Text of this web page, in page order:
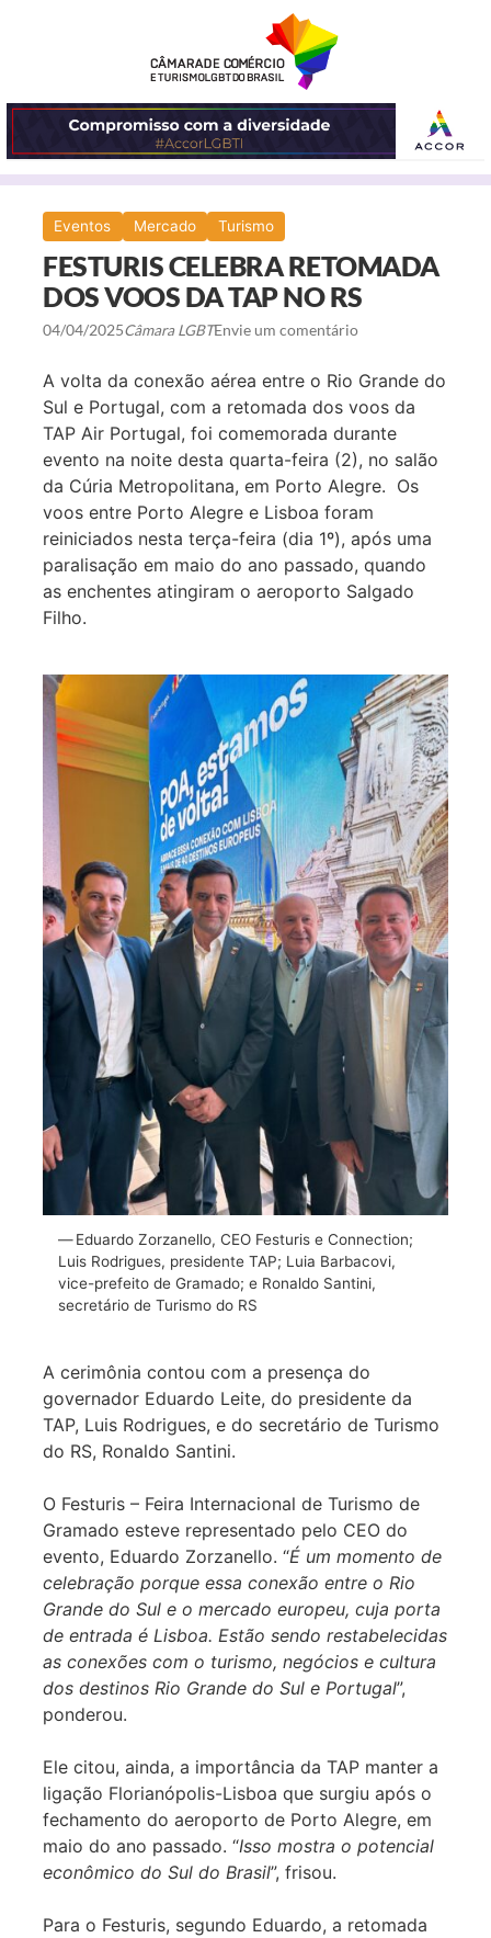
ABRIR
O
MENU
Eventos Mercado Turismo
FESTURIS CELEBRA RETOMADA
DOS VOOS DA TAP NO RS
04/04/2025Câmara LGBTEnvie um comentário
A volta da conexão aérea entre o Rio Grande do
Sul e Portugal, com a retomada dos voos da
TAP Air Portugal, foi comemorada durante
evento na noite desta quarta-feira (2), no salão
da Cúria Metropolitana, em Porto Alegre. Os
voos entre Porto Alegre e Lisboa foram
reiniciados nesta terça-feira (dia 1º), após uma
paralisação em maio do ano passado, quando
as enchentes atingiram o aeroporto Salgado
Filho.
Eduardo Zorzanello, CEO Festuris e Connection;
Luis Rodrigues, presidente TAP; Luia Barbacovi,
vice-prefeito de Gramado; e Ronaldo Santini,
secretário de Turismo do RS
A cerimônia contou com a presença do
governador Eduardo Leite, do presidente da
TAP, Luis Rodrigues, e do secretário de Turismo
do RS, Ronaldo Santini.
O Festuris – Feira Internacional de Turismo de
Gramado esteve representado pelo CEO do
evento, Eduardo Zorzanello. “É um momento de
celebração porque essa conexão entre o Rio
Grande do Sul e o mercado europeu, cuja porta
de entrada é Lisboa. Estão sendo restabelecidas
as conexões com o turismo, negócios e cultura
dos destinos Rio Grande do Sul e Portugal”,
ponderou.
Ele citou, ainda, a importância da TAP manter a
ligação Florianópolis-Lisboa que surgiu após o
fechamento do aeroporto de Porto Alegre, em
maio do ano passado. “Isso mostra o potencial
econômico do Sul do Brasil”, frisou.
Para o Festuris, segundo Eduardo, a retomada